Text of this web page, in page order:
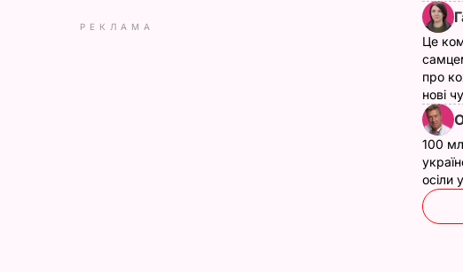
РЕКЛАМА
Це
про
нові
100
осіли